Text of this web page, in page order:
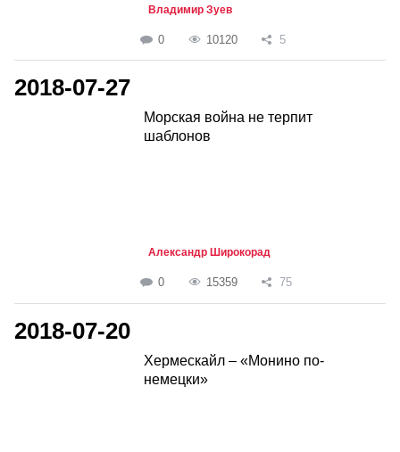
Владимир Зуев
0 10120 5
2018-07-27
Морская война не терпит
шаблонов
Александр Широкорад
0 15359 75
2018-07-20
Хермескайл – «Монино по-
немецки»